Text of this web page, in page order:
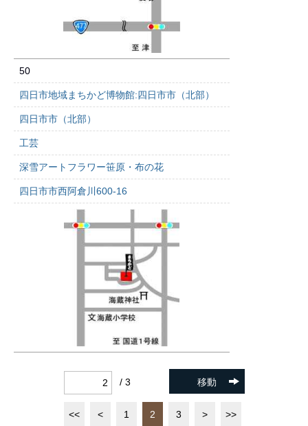
50
四日市地域まちかど博物館:四日市市（北部）
四日市市（北部）
工芸
深雪アートフラワー笹原・布の花
四日市市西阿倉川600-16
/ 3 移動
<< < 1 2 3 > >>